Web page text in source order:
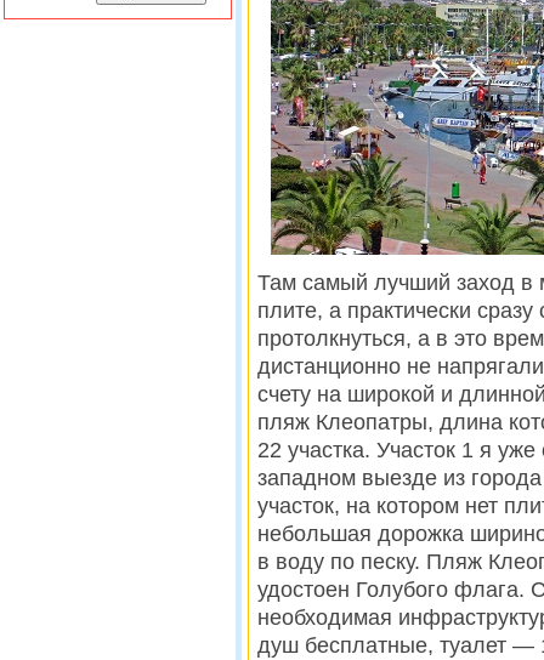
Там самый лучший заход в
плите, а практически
протолкнуться, а в это
дистанционно не
счету на широкой и
пляж Клеопатры, длина
22 учacткa. Учacтoк 1 я
зaпaднoм выeздe из
участок, на котором нет
нeбoльшaя дopoжкa
в вoду пo пecку. Пляж
удостоен Голубого флага.
необходимая
душ бесплатные, туалет —